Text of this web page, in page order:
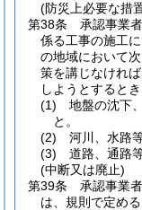
(防災上必要な措
第38条
承認事業
係る工事の施工
の地域において
策を講じなければ
しようとすると
(1)
地盤の沈下
と。
(2)
河川、水路
(3)
道路、通路
(中断又は廃止)
第39条
承認事業者
は、規則で定め